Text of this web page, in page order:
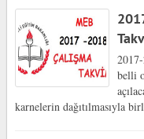
belli
karnelerin dağıtılmasıyla